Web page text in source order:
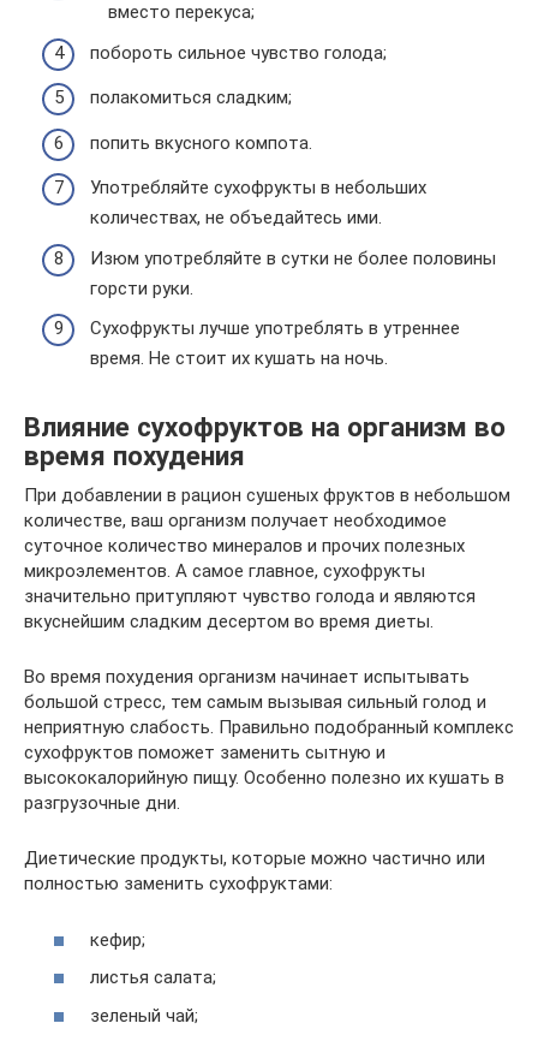
вместо перекуса;
побороть сильное чувство голода;
полакомиться сладким;
попить вкусного компота.
Употребляйте сухофрукты в небольших
количествах, не объедайтесь ими.
Изюм употребляйте в сутки не более половины
горсти руки.
Сухофрукты лучше употреблять в утреннее
время. Не стоит их кушать на ночь.
Влияние сухофруктов на организм во
время похудения
При добавлении в рацион сушеных фруктов в небольшом
количестве, ваш организм получает необходимое
суточное количество минералов и прочих полезных
микроэлементов. А самое главное, сухофрукты
значительно притупляют чувство голода и являются
вкуснейшим сладким десертом во время диеты.
Во время похудения организм начинает испытывать
большой стресс, тем самым вызывая сильный голод и
неприятную слабость. Правильно подобранный комплекс
сухофруктов поможет заменить сытную и
высококалорийную пищу. Особенно полезно их кушать в
разгрузочные дни.
Диетические продукты, которые можно частично или
полностью заменить сухофруктами:
кефир;
листья салата;
зеленый чай;